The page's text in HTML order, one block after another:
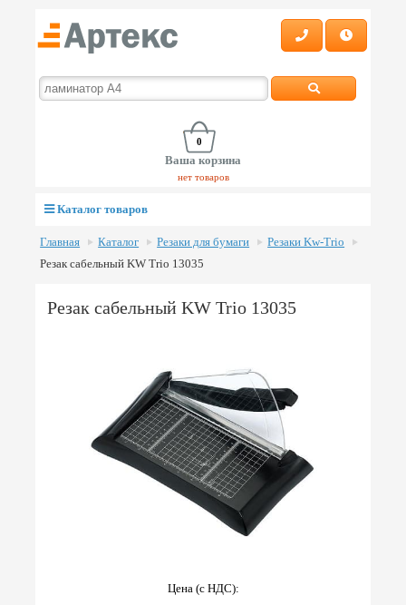
0
Ваша корзина
нет товаров
Каталог товаров
Главная Каталог Резаки для бумаги
Резаки Kw-Trio
Резак сабельный KW Trio 13035
Резак сабельный KW Trio 13035
Цена (с НДС):